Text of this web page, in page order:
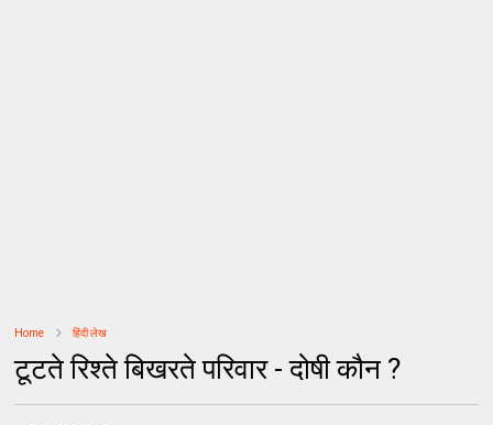
Home हिंदी लेख
टूटते रिश्ते बिखरते परिवार - दोषी कौन ?